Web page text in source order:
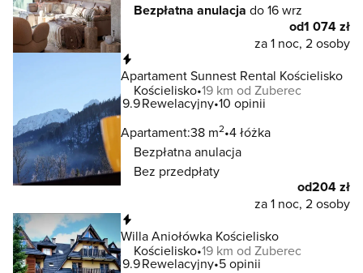
Bezpłatna anulacja do 16 wrz
od1 074 zł
za 1 noc, 2 osoby
Apartament Sunnest Rental Kościelisko
Kościelisko 19 km od Zuberec
9.9Rewelacyjny 10 opinii
Apartament:38 m2 4 łóżka
Bezpłatna anulacja
Bez przedpłaty
od204 zł
za 1 noc, 2 osoby
Willa Aniołówka Kościelisko
Kościelisko 19 km od Zuberec
9.9Rewelacyjny 5 opinii